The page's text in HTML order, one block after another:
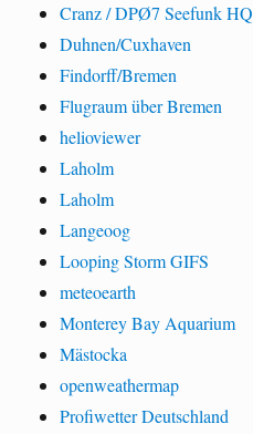
Cranz / DPØ7 Seefunk HQ
Duhnen/Cuxhaven
Findorff/Bremen
Flugraum über Bremen
helioviewer
Laholm
Laholm
Langeoog
Looping Storm GIFS
meteoearth
Monterey Bay Aquarium
Mästocka
openweathermap
Profiwetter Deutschland